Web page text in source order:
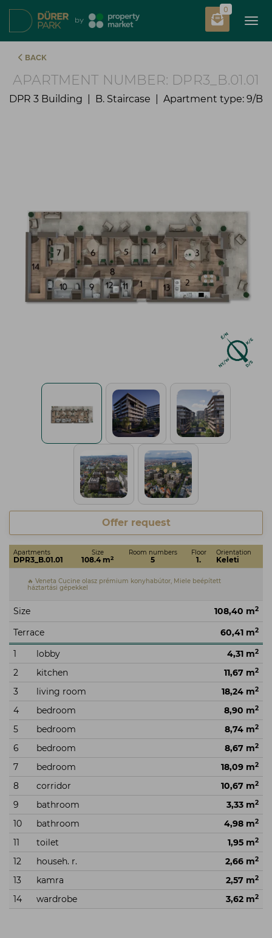
by
0
BACK
APARTMENT NUMBER: DPR3_B.01.01
DPR 3 Building | B. Staircase | Apartment type: 9/B
Offer request
Apartments
DPR3_B.01.01
Size
108.4 m2
Room numbers
5
Floor
1.
Orientation
Keleti
🔥 Veneta Cucine olasz prémium konyhabútor, Miele beépített
háztartási gépekkel
Size 108,40 m2
Terrace 60,41 m2
1 lobby 4,31 m2
2 kitchen 11,67 m2
3 living room 18,24 m2
4 bedroom 8,90 m2
5 bedroom 8,74 m2
6 bedroom 8,67 m2
7 bedroom 18,09 m2
8 corridor 10,67 m2
9 bathroom 3,33 m2
10 bathroom 4,98 m2
11 toilet 1,95 m2
12 househ. r. 2,66 m2
13 kamra 2,57 m2
14 wardrobe 3,62 m2